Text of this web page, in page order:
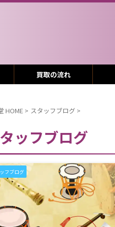
買取の流れ
HOME > スタッフブログ >
ッフブログ
フブログ